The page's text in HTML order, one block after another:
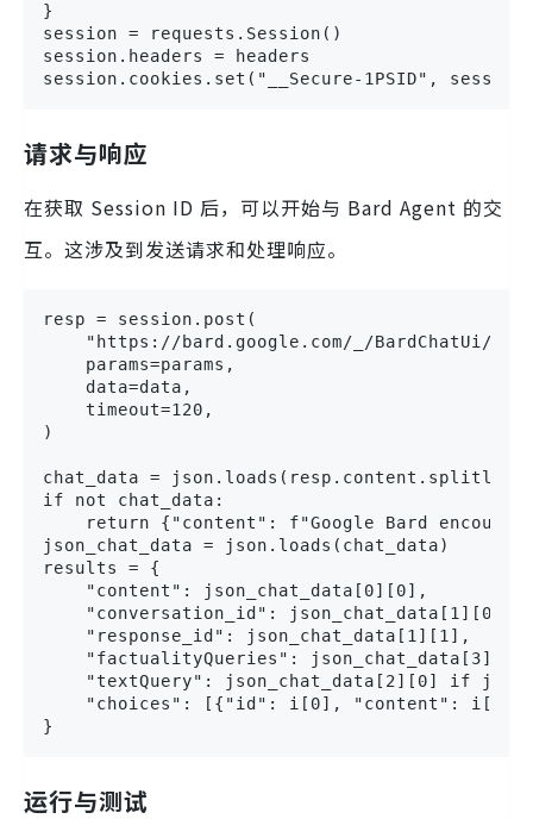
}
session = requests.Session()
session.headers = headers
session.cookies.set("__Secure-1PSID",
请求与响应
在获取 Session ID 后，可以开始与 Bard Agent 的交
互。这涉及到发送请求和处理响应。
resp = session.post(
"https://bard.google.com/_/BardChatUi/
    params=params,
    data=data,
    timeout=120,
)
chat_data =
if not chat_data:
return {"content": f"Google Bard
json_chat_data = json.loads(chat_data)
results = {
    "content": json_chat_data[0][0],
    "conversation_id": json_chat_data[1][0],
    "response_id": json_chat_data[1][1],
    "factualityQueries": json_chat_data[3],
"textQuery": json_chat_data[2][0] if
"choices": [{"id": i[0], "content":
}
运行与测试